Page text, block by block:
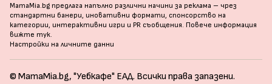
MamaMia.bg предлага напълно различни начини за реклама – чрез
стандартни банери, иновативни формати, спонсорство на
категории, интерактивни игри и PR съобщения. Повече информация
вижте тук.
Настройки на личните данни
© MamaMia.bg, "Уебкафе" ЕАД. Всички права запазени.